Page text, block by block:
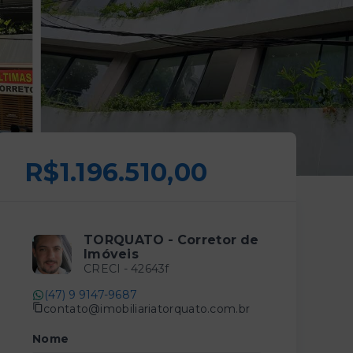
R$1.196.510,00
TORQUATO - Corretor de
Imóveis
CRECI - 42643f
(47) 9 9147-9687
contato@imobiliariatorquato.com.br
Nome